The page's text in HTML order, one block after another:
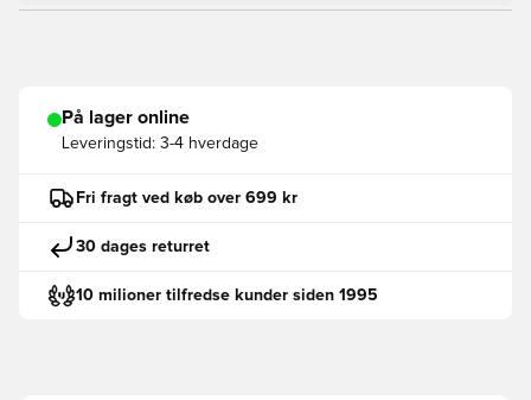
På lager online
Leveringstid: 3-4 hverdage
Fri fragt ved køb over 699 kr
30 dages returret
10 milioner tilfredse kunder siden 1995